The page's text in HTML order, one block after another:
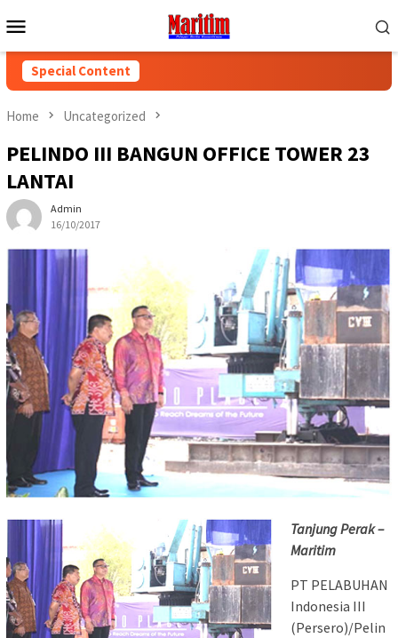
to
Menu
Special Content
Home Uncategorized
PELINDO III BANGUN OFFICE TOWER 23
LANTAI
Admin
16/10/2017
Tanjung Perak –
Maritim
PT PELABUHAN
Indonesia III
(Persero)/Pelin